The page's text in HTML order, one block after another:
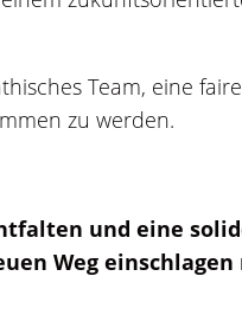
Team, eine
zu werden.
und eine
Weg